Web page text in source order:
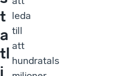
t
a
tl
i
leda
till
att
hundratals